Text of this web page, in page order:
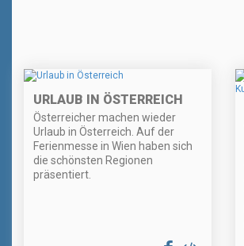
URLAUB IN ÖSTERREICH
Österreicher machen wieder
Urlaub in Österreich. Auf der
Ferienmesse in Wien haben sich
die schönsten Regionen
präsentiert.